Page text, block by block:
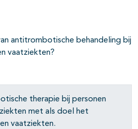
antitrombotische behandeling bij
vaatziekten?
therapie bij personen
met als doel het
vaatziekten.